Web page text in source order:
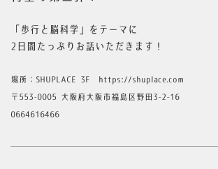
「歩行と脳科学」をテーマに
2日間たっぷりお話いただきます！
場所：SHUPLACE 3F https://shuplace.com
〒553-0005 大阪府大阪市福島区野田3-2-16
0664616466